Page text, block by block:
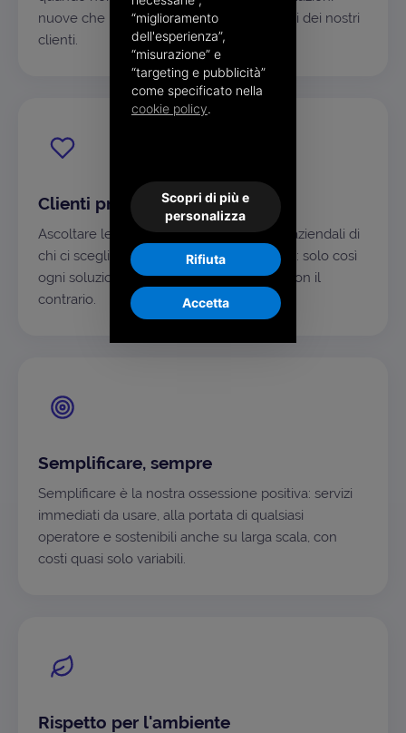
nuove che rispondano davvero ai progetti dei nostri
clienti.
Clienti prima di tutto
Ascoltare le esigenze e capire i processi aziendali di
chi ci sceglie è il nostro punto di partenza: solo così
ogni soluzione si adatta al singolo caso, non il
contrario.
Semplificare, sempre
Semplificare è la nostra ossessione positiva: servizi
immediati da usare, alla portata di qualsiasi
operatore e sostenibili anche su larga scala, con
costi quasi solo variabili.
Rispetto per l'ambiente
“miglioramento
dell'esperienza”,
“misurazione” e
“targeting e pubblicità”
come specificato nella
cookie policy.
Scopri di più e
personalizza
Rifiuta
Accetta